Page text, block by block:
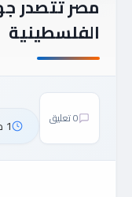
مصر تتصدر
الفلسطينية
0 تعليق 1 دقيقة قراءة